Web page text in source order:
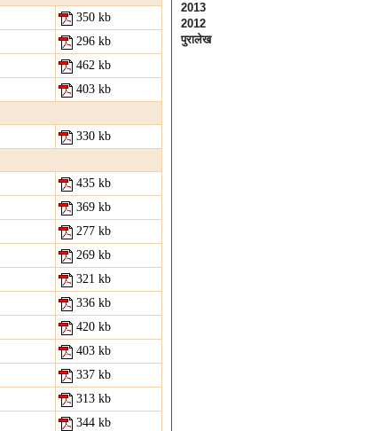
350 kb
296 kb
462 kb
403 kb
330 kb
435 kb
369 kb
277 kb
269 kb
321 kb
336 kb
420 kb
403 kb
337 kb
313 kb
344 kb
2013
2012
पुरालेख